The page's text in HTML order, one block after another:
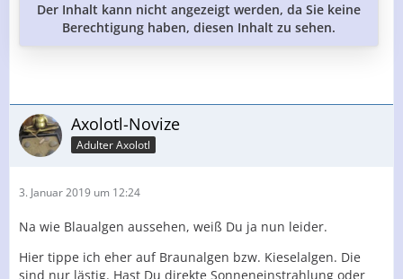
Der Inhalt kann nicht angezeigt werden, da Sie keine
Berechtigung haben, diesen Inhalt zu sehen.
Axolotl-Novize
Adulter Axolotl
3. Januar 2019 um 12:24
Na wie Blaualgen aussehen, weiß Du ja nun leider.
Hier tippe ich eher auf Braunalgen bzw. Kieselalgen. Die
sind nur lästig. Hast Du direkte Sonneneinstrahlung oder